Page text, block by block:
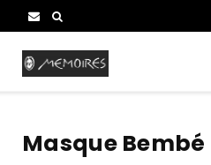
Masque Bembé